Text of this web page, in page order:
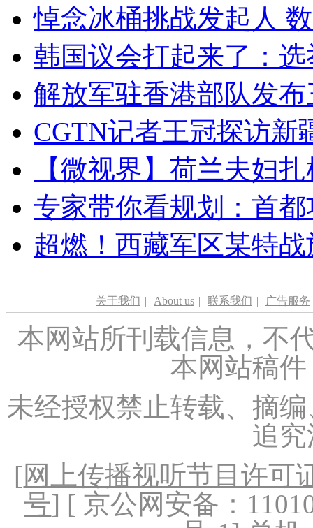
悼念冰桶挑战发起人
韩国议会打起来了：
解放军驻香港部队发
CGTN记者王冠探访新
【微视界】荷兰夫妇
专家带你看规划：首
超燃！西藏军区某特
关于我们 | About us | 联系我们 | 广告服务
本网站所刊载信息，不
本网站稿
未经授权禁止转载、摘
追
[网上传播视听节目许可
号] [ 京公网安备：